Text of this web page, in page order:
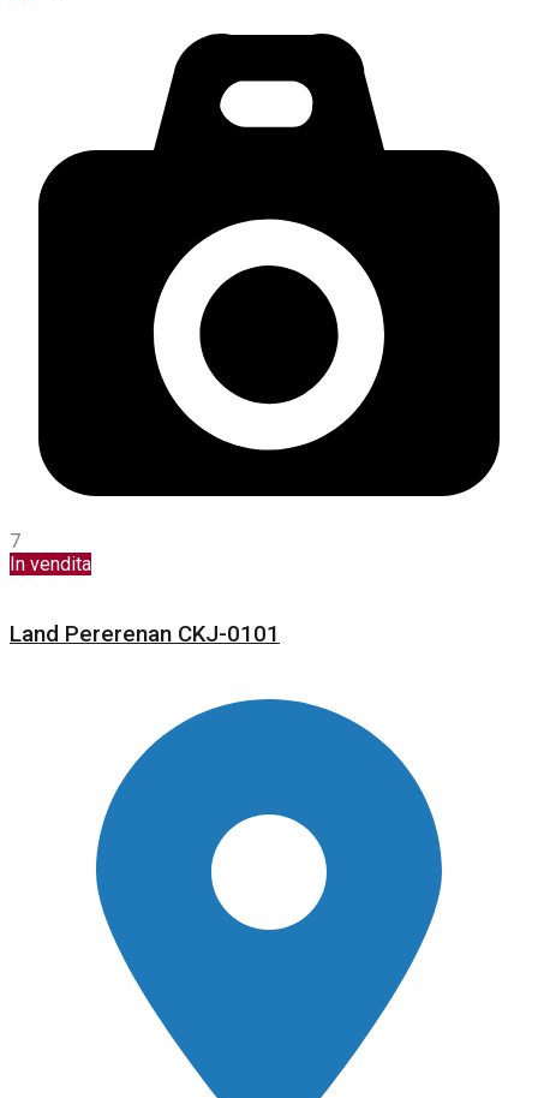
7
In vendita
Land Pererenan CKJ-0101